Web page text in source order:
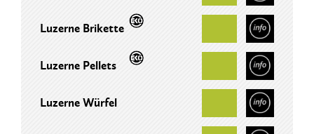
Luzerne Brikette
Luzerne Pellets
Luzerne Würfel